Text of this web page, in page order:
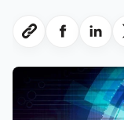
Link masolasa